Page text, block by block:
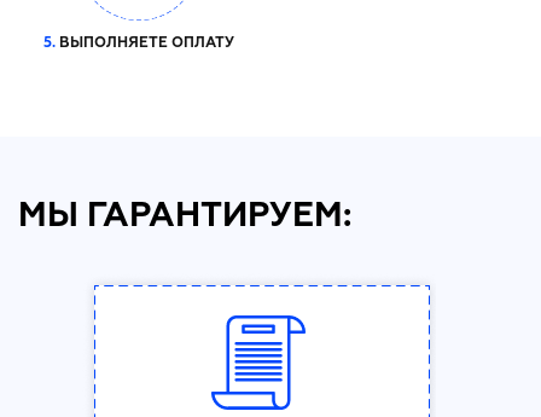
5. ВЫПОЛНЯЕТЕ ОПЛАТУ
МЫ ГАРАНТИРУЕМ: